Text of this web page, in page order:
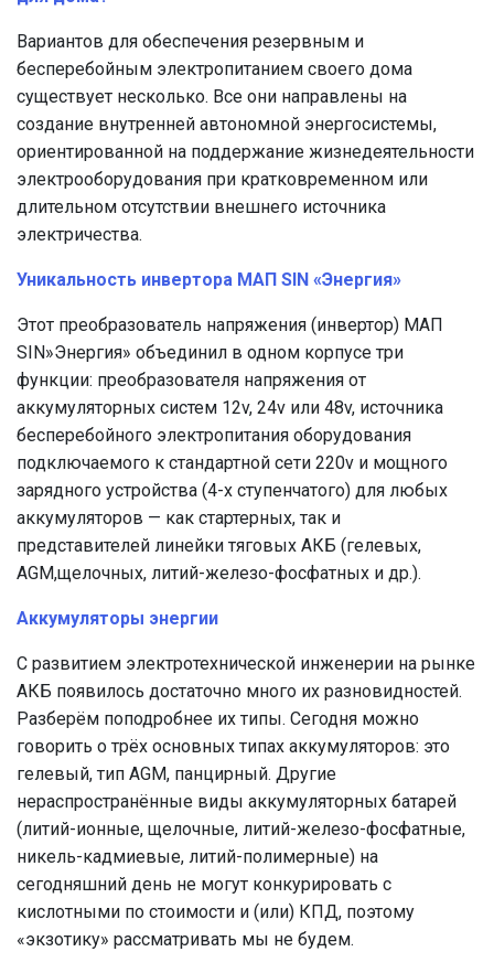
Вариантов для обеспечения резервным и
бесперебойным электропитанием своего дома
существует несколько. Все они направлены на
создание внутренней автономной энергосистемы,
ориентированной на поддержание жизнедеятельности
электрооборудования при кратковременном или
длительном отсутствии внешнего источника
электричества.
Уникальность инвертора МАП SIN «Энергия»
Этот преобразователь напряжения (инвертор) МАП
SIN»Энергия» объединил в одном корпусе три
функции: преобразователя напряжения от
аккумуляторных систем 12v, 24v или 48v, источника
бесперебойного электропитания оборудования
подключаемого к стандартной сети 220v и мощного
зарядного устройства (4-х ступенчатого) для любых
аккумуляторов — как стартерных, так и
представителей линейки тяговых АКБ (гелевых,
AGM,щелочных, литий-железо-фосфатных и др.).
Аккумуляторы энергии
С развитием электротехнической инженерии на рынке
АКБ появилось достаточно много их разновидностей.
Разберём поподробнее их типы. Сегодня можно
говорить о трёх основных типах аккумуляторов: это
гелевый, тип AGM, панцирный. Другие
нераспространённые виды аккумуляторных батарей
(литий-ионные, щелочные, литий-железо-фосфатные,
никель-кадмиевые, литий-полимерные) на
сегодняшний день не могут конкурировать с
кислотными по стоимости и (или) КПД, поэтому
«экзотику» рассматривать мы не будем.